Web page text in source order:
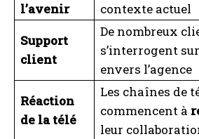
l’avenir
contexte actuel
Support
client
De nombreux
s’interrogent
envers l’agence
Réaction
de la télé
Les chaînes de
commencent à
leur